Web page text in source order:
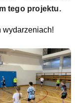
tego projektu.
wydarzeniach!